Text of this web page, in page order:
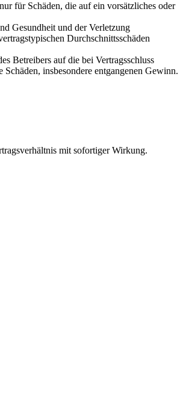
für Schäden, die auf ein vorsätzliches oder
Gesundheit und der Verletzung
Durchschnittsschäden
Betreibers auf die bei Vertragsschluss
insbesondere entgangenen Gewinn.
mit sofortiger Wirkung.